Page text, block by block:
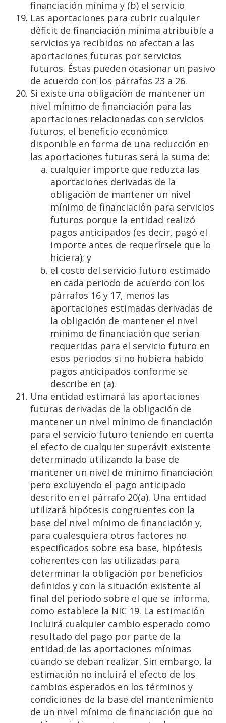
financiación mínima y (b) el servicio
Las aportaciones para cubrir cualquier
déficit de financiación mínima atribuible a
servicios ya recibidos no afectan a las
aportaciones futuras por servicios
futuros. Éstas pueden ocasionar un pasivo
de acuerdo con los párrafos 23 a 26.
Si existe una obligación de mantener un
nivel mínimo de financiación para las
aportaciones relacionadas con servicios
futuros, el beneficio económico
disponible en forma de una reducción en
las aportaciones futuras será la suma de:
cualquier importe que reduzca las
aportaciones derivadas de la
obligación de mantener un nivel
mínimo de financiación para servicios
futuros porque la entidad realizó
pagos anticipados (es decir, pagó el
importe antes de requerírsele que lo
hiciera); y
el costo del servicio futuro estimado
en cada periodo de acuerdo con los
párrafos 16 y 17, menos las
aportaciones estimadas derivadas de
la obligación de mantener el nivel
mínimo de financiación que serían
requeridas para el servicio futuro en
esos periodos si no hubiera habido
pagos anticipados conforme se
describe en (a).
Una entidad estimará las aportaciones
futuras derivadas de la obligación de
mantener un nivel mínimo de financiación
para el servicio futuro teniendo en cuenta
el efecto de cualquier superávit existente
determinado utilizando la base de
mantener un nivel de mínimo financiación
pero excluyendo el pago anticipado
descrito en el párrafo 20(a). Una entidad
utilizará hipótesis congruentes con la
base del nivel mínimo de financiación y,
para cualesquiera otros factores no
especificados sobre esa base, hipótesis
coherentes con las utilizadas para
determinar la obligación por beneficios
definidos y con la situación existente al
final del periodo sobre el que se informa,
como establece la NIC 19. La estimación
incluirá cualquier cambio esperado como
resultado del pago por parte de la
entidad de las aportaciones mínimas
cuando se deban realizar. Sin embargo, la
estimación no incluirá el efecto de los
cambios esperados en los términos y
condiciones de la base del mantenimiento
de un nivel mínimo de financiación que no